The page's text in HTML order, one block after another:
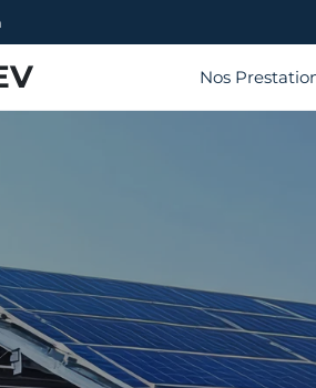
Nos